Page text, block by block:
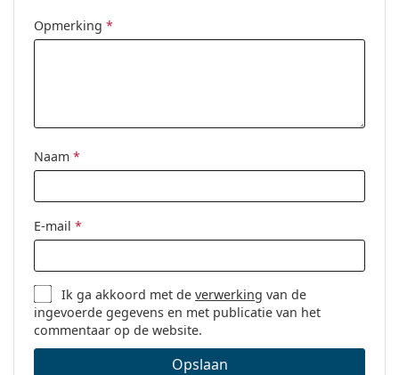
Opmerking *
Naam *
E-mail *
Ik ga akkoord met deverwerking van de
ingevoerde gegevens en met publicatie van het
commentaar op de website.
Opslaan